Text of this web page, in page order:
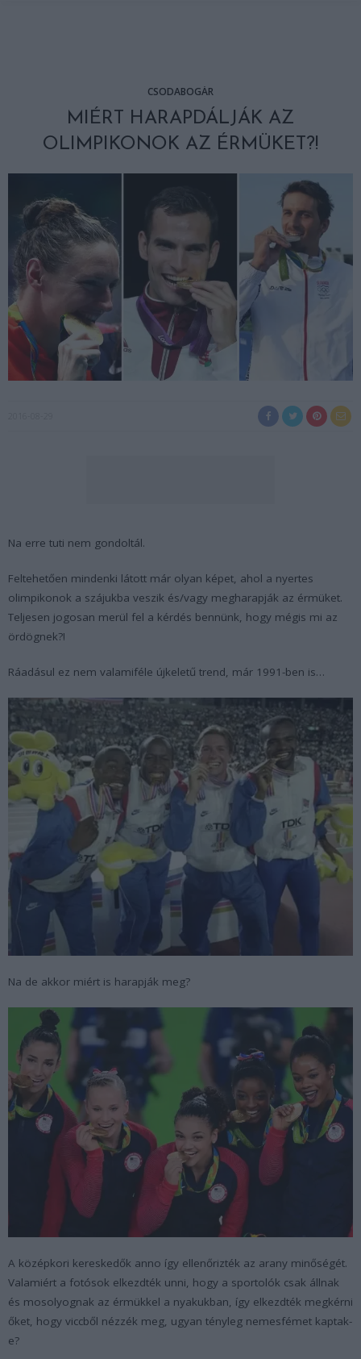
CSODABOGÁR
MIÉRT HARAPDÁLJÁK AZ
OLIMPIKONOK AZ ÉRMÜKET?!
Na erre tuti nem gondoltál.
Feltehetően mindenki látott már olyan képet, ahol a nyertes
olimpikonok a szájukba veszik és/vagy megharapják az érmüket.
Teljesen jogosan merül fel a kérdés bennünk, hogy mégis mi az
ördögnek?!
Ráadásul ez nem valamiféle újkeletű trend, már 1991-ben is…
Na de akkor miért is harapják meg?
A középkori kereskedők anno így ellenőrizték az arany minőségét.
Valamiért a fotósok elkezdték unni, hogy a sportolók csak állnak
és mosolyognak az érmükkel a nyakukban, így elkezdték megkérni
őket, hogy viccből nézzék meg, ugyan tényleg nemesfémet kaptak-
e?